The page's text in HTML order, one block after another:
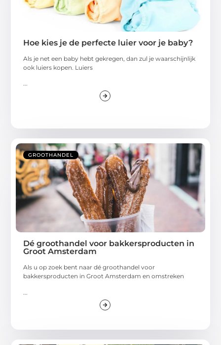
Hoe kies je de perfecte luier voor je baby?
Als je net een baby hebt gekregen, dan zul je waarschijnlijk
ook luiers kopen. Luiers
...
GROOTHANDEL
Dé groothandel voor bakkersproducten in
Groot Amsterdam
Als u op zoek bent naar dé groothandel voor
bakkersproducten in Groot Amsterdam en omstreken